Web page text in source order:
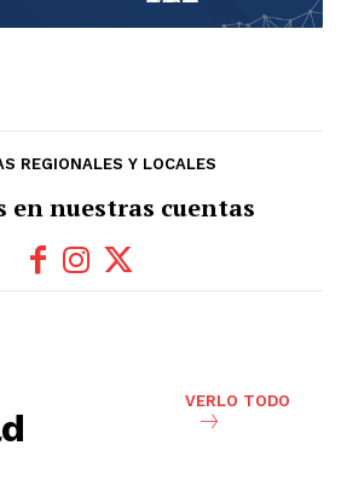
REGIONALES Y LOCALES
en nuestras cuentas
VERLO TODO